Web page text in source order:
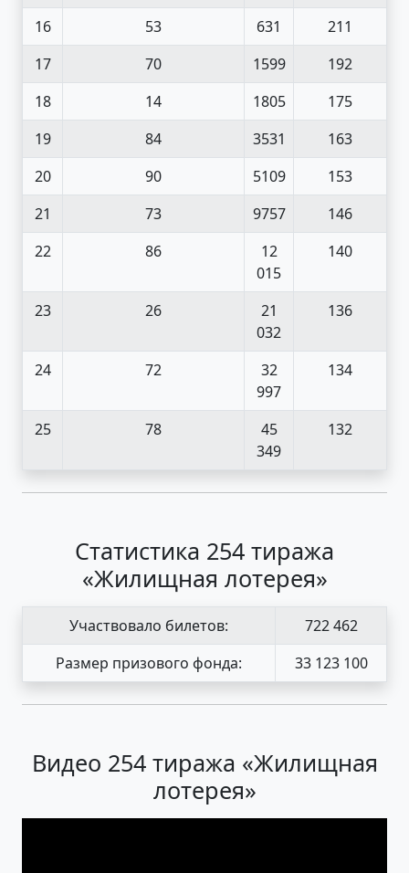
16
53 631
211
17
70 1599
192
18
14 1805
175
19
84 3531
163
20
90 5109
153
21
73 9757
146
22
86
12
015
140
23 26
21
032
136
24 72
32
997
134
25 78
45
349
132
Статистика 254 тиража
«Жилищная лотерея»
Участвовало билетов:
722 462
Размер призового фонда:
33 123 100
Видео 254 тиража «Жилищная
лотерея»